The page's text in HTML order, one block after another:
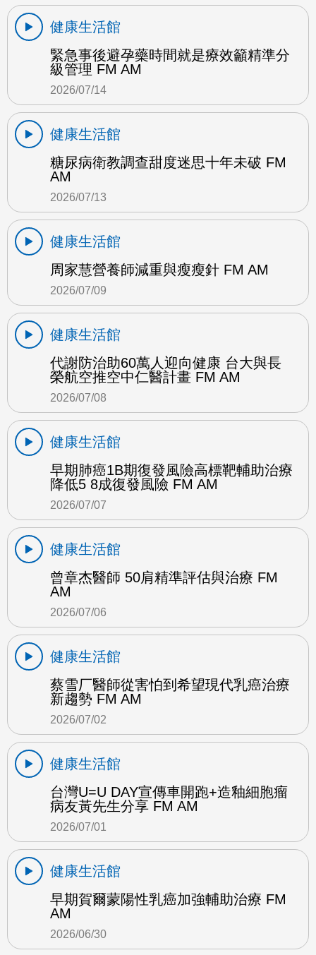
健康生活館
緊急事後避孕藥時間就是療效籲精準分
級管理 FM AM
2026/07/14
健康生活館
糖尿病衛教調查甜度迷思十年未破 FM
AM
2026/07/13
健康生活館
周家慧營養師減重與瘦瘦針 FM AM
2026/07/09
健康生活館
代謝防治助60萬人迎向健康 台大與長
榮航空推空中仁醫計畫 FM AM
2026/07/08
健康生活館
早期肺癌1B期復發風險高標靶輔助治療
降低5 8成復發風險 FM AM
2026/07/07
健康生活館
曾章杰醫師 50肩精準評估與治療 FM
AM
2026/07/06
健康生活館
蔡雪厂醫師從害怕到希望現代乳癌治療
新趨勢 FM AM
2026/07/02
健康生活館
台灣U=U DAY宣傳車開跑+造釉細胞瘤
病友黃先生分享 FM AM
2026/07/01
健康生活館
早期賀爾蒙陽性乳癌加強輔助治療 FM
AM
2026/06/30